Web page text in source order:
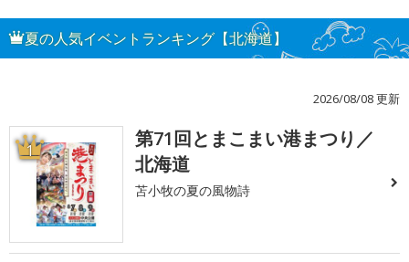
夏の人気イベントランキング【北海道】
2026/08/08 更新
1
第71回とまこまい港まつり／
北海道
苫小牧の夏の風物詩